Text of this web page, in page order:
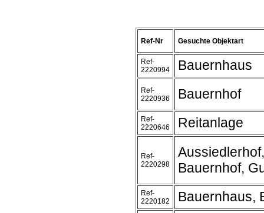
Ref-Nr Gesuchte Objektart
Ref-
2220994
Bauernhaus
Ref-
2220936
Bauernhof
Ref-
2220646
Reitanlage
Ref-
2220298
Bauernhof,
Ref-
2220182
Bauernhaus,